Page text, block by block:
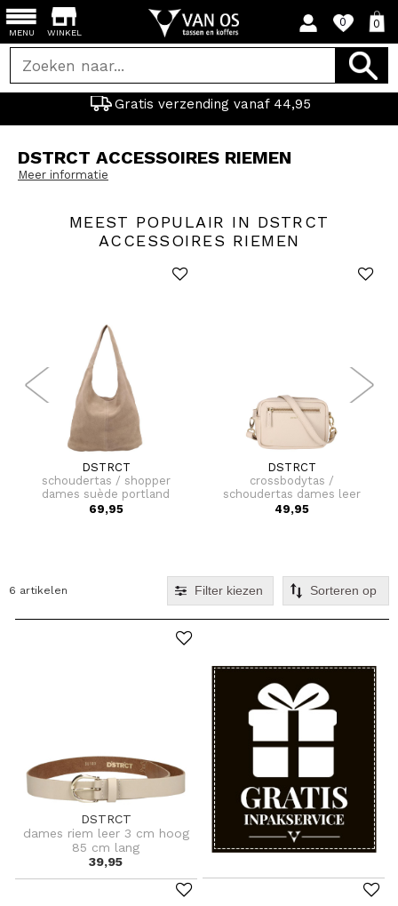
WINKEL
0 0
Gratis verzending vanaf 44,95
MENU
DSTRCT ACCESSOIRES RIEMEN
Meer informatie
MEEST POPULAIR IN DSTRCT
ACCESSOIRES RIEMEN
DSTRCT
schoudertas / shopper
dames suède portland
road
69,95
DSTRCT
crossbodytas /
schoudertas dames leer
floater field
49,95
6 artikelen Filter kiezen
DSTRCT
dames riem leer 3 cm hoog
85 cm lang
39,95